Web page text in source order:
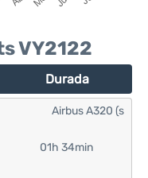
VY2122
Durada
01h 34min
Airbus A320 (s